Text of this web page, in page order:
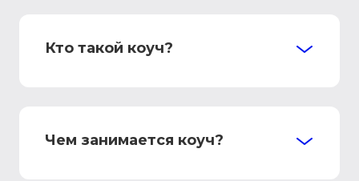
Кто такой коуч?
Чем занимается коуч?